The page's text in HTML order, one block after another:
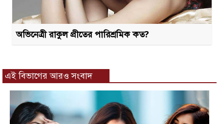
অভিনেত্রী রাকুল প্রীতের পারিশ্রমিক কত?
এই বিভাগের আরও সংবাদ